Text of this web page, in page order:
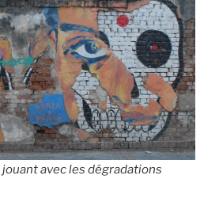
avec les dégradations